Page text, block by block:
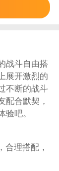
战斗自由搭
展开激烈的
不断的战斗
配合默契，
吧。
合理搭配，